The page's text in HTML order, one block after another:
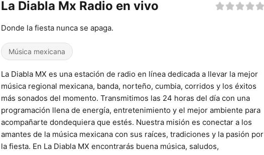
La Diabla Mx Radio en vivo
Donde la fiesta nunca se apaga.
Música mexicana
La Diabla MX es una estación de radio en línea dedicada a llevar la mejor
música regional mexicana, banda, norteño, cumbia, corridos y los éxitos
más sonados del momento. Transmitimos las 24 horas del día con una
programación llena de energía, entretenimiento y el mejor ambiente para
acompañarte dondequiera que estés. Nuestra misión es conectar a los
amantes de la música mexicana con sus raíces, tradiciones y la pasión por
la fiesta. En La Diabla MX encontrarás buena música, saludos,